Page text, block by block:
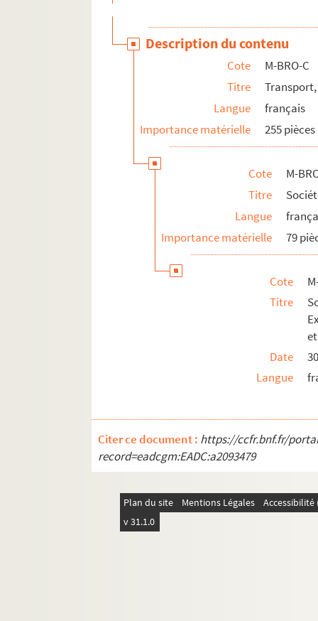
M-DOC. Documents du fonds Mahieu
Description du contenu
Cote
M-BRO-C
Titre
Langue
français
Importance matérielle
255 pièces
Cote
M-
Titre
Langue
Importance matérielle
79
Cote
Titre
Date
Langue
Citer ce document : https://ccfr.bnf.fr/
record=eadcgm:EADC:a2093479
Plan du site Mentions Légales
v 31.1.0